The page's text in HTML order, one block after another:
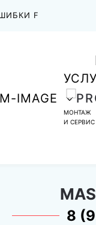
F
МОНТАЖ
И СЕРВИС
8